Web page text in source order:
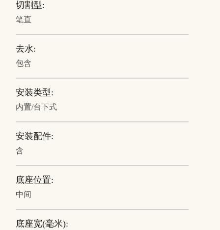
切割型:
笔直
去水:
包含
安装类型:
内置/台下式
安装配件:
含
底座位置:
中间
底座宽(毫米):